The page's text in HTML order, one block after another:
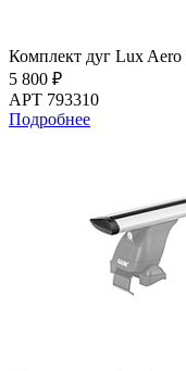
Комплект дуг Lux
5 800 ₽
АРТ 793310
Подробнее